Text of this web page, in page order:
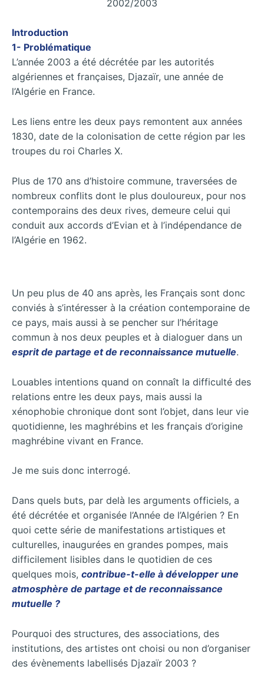
2002/2003
Introduction
1- Problématique
L’année 2003 a été décrétée par les autorités
algériennes et françaises, Djazaïr, une année de
l’Algérie en France.
Les liens entre les deux pays remontent aux années
1830, date de la colonisation de cette région par les
troupes du roi Charles X.
Plus de 170 ans d’histoire commune, traversées de
nombreux conflits dont le plus douloureux, pour nos
contemporains des deux rives, demeure celui qui
conduit aux accords d’Evian et à l’indépendance de
l’Algérie en 1962.
Un peu plus de 40 ans après, les Français sont donc
conviés à s’intéresser à la création contemporaine de
ce pays, mais aussi à se pencher sur l’héritage
commun à nos deux peuples et à dialoguer dans un
esprit de partage et de reconnaissance mutuelle.
Louables intentions quand on connaît la difficulté des
relations entre les deux pays, mais aussi la
xénophobie chronique dont sont l’objet, dans leur vie
quotidienne, les maghrébins et les français d’origine
maghrébine vivant en France.
Je me suis donc interrogé.
Dans quels buts, par delà les arguments officiels, a
été décrétée et organisée l’Année de l’Algérien ? En
quoi cette série de manifestations artistiques et
culturelles, inaugurées en grandes pompes, mais
difficilement lisibles dans le quotidien de ces
quelques mois, contribue-t-elle à développer une
atmosphère de partage et de reconnaissance
mutuelle ?
Pourquoi des structures, des associations, des
institutions, des artistes ont choisi ou non d’organiser
des évènements labellisés Djazaïr 2003 ?